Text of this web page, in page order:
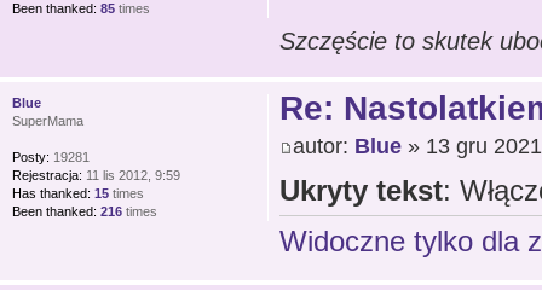
Szczęście to skutek
Been thanked: 85 times
Re:
autor: Blue» 13 gru
Ukryty tekst:
Widoczne tylko dla
Blue
SuperMama
Posty: 19281
Rejestracja: 11 lis 2012, 9:59
Has thanked: 15 times
Been thanked: 216 times